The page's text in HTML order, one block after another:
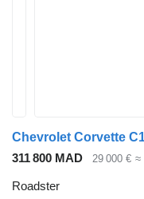
Chevrolet Corvette
311 800 MAD
29 000 € ≈
Roadster